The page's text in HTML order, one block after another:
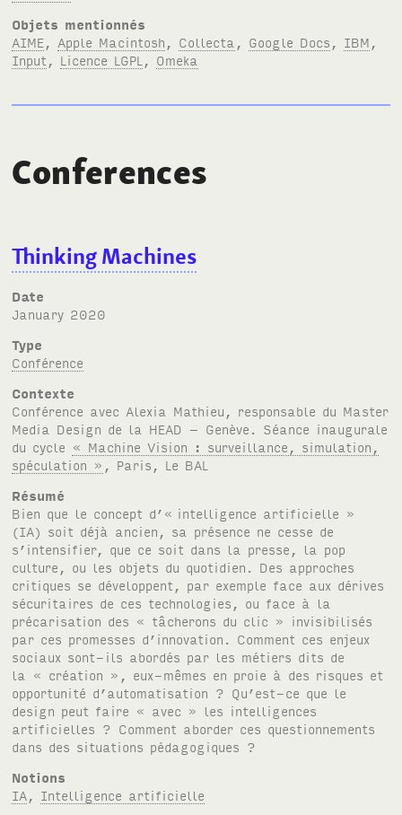
Objets mentionnés
AIME
Apple Macintosh Collecta Google Docs IBM
Input
Licence LGPL Omeka
Conferences
Thinking Machines
Date
January 2020
Type
Conférence
Contexte
Conférence avec Alexia Mathieu, responsable du Master
Media Design de la HEAD – Genève. Séance inaugurale
du cycle « Machine Vision : surveillance, simulation,
spéculation »
, Paris, Le BAL
Résumé
Bien que le concept d’« intelligence artificielle »
(IA) soit déjà ancien, sa présence ne cesse de
s’intensifier, que ce soit dans la presse, la pop
culture, ou les objets du quotidien. Des approches
critiques se développent, par exemple face aux dérives
sécuritaires de ces technologies, ou face à la
précarisation des « tâcherons du clic » invisibilisés
par ces promesses d’innovation. Comment ces enjeux
sociaux sont-ils abordés par les métiers dits de
la « création », eux-mêmes en proie à des risques et
opportunité d’automatisation ? Qu’est-ce que le
design peut faire « avec » les intelligences
artificielles ? Comment aborder ces questionnements
dans des situations pédagogiques ?
Notions
IA
Intelligence artificielle